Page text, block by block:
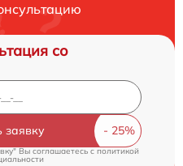
со
заявку
Вы соглашаетесь c политикой